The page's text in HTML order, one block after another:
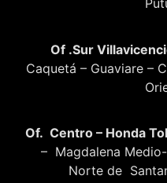
Of .Sur
Caquetá – Guaviare –
Of. Centro – Honda
– Magdalena
Norte de